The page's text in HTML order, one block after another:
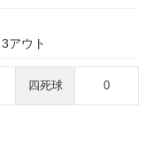
アウト
四死球 0